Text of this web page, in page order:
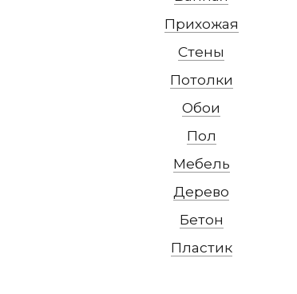
Прихожая
Стены
Потолки
Обои
Пол
Мебель
Дерево
Бетон
Пластик